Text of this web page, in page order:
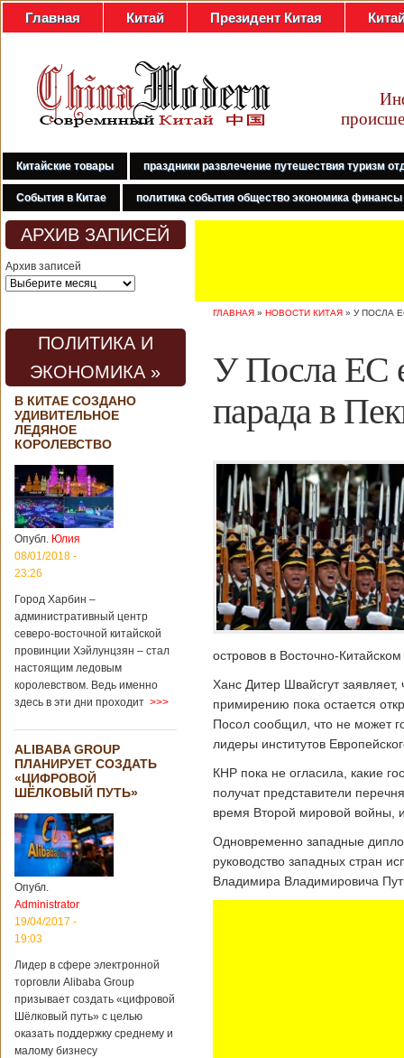
Главная Китай Президент Китая
Китайские товары праздники развлечение путешествия туризм
События в Китае политика события общество экономика финансы
АРХИВ ЗАПИСЕЙ
Архив записей
ПОЛИТИКА И
ЭКОНОМИКА »
В КИТАЕ СОЗДАНО
УДИВИТЕЛЬНОЕ
ЛЕДЯНОЕ
КОРОЛЕВСТВО
Опубл. Юлия
08/01/2018 -
23:26
Город Харбин –
административный центр
северо-восточной китайской
провинции Хэйлунцзян – стал
настоящим ледовым
королевством. Ведь именно
здесь в эти дни проходит >>>
ALIBABA GROUP
ПЛАНИРУЕТ СОЗДАТЬ
«ЦИФРОВОЙ
ШЁЛКОВЫЙ ПУТЬ»
Опубл.
Administrator
19/04/2017 -
19:03
Лидер в сфере электронной
торговли Alibaba Group
призывает создать «цифровой
Шёлковый путь» с целью
оказать поддержку среднему и
малому бизнесу
ГЛАВНАЯ » НОВОСТИ КИТАЯ » У ПОСЛА
У Посла ЕС
парада в
островов в Восточно-
Ханс Дитер Швайсгут
примирению пока остается
Посол сообщил, что не может
лидеры институтов
КНР пока не огласила, какие
получат представители
время Второй мировой войны,
Одновременно западные
руководство западных стран
Владимира Владимировича